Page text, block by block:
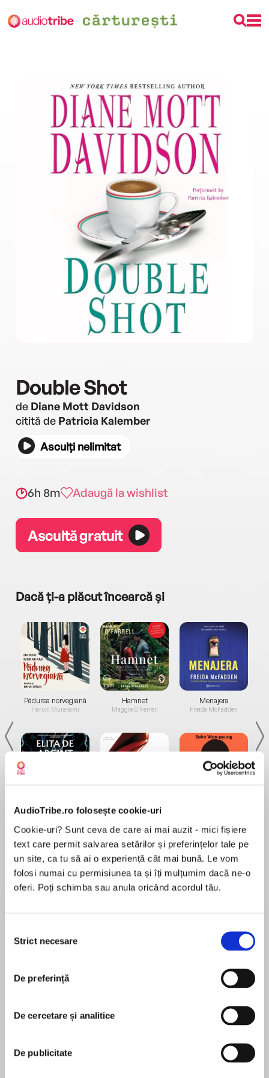
AudioTribe.ro folosește cookie-uri
Cookie-uri? Sunt ceva de care ai mai auzit - mici fișiere
text care permit salvarea setărilor și preferințelor tale pe
un site, ca tu să ai o experiență cât mai bună. Le vom
folosi numai cu permisiunea ta și îți mulțumim dacă ne-o
oferi. Poți schimba sau anula oricând acordul tău.
consimțământului
Strict necesare
De preferință
De cercetare și analitice
De publicitate
Double Shot
de Diane Mott Davidson
citită de Patricia Kalember
Asculți nelimitat
6h 8m Adaugă la wishlist
Ascultă gratuit
Dacă ți-a plăcut încearcă și
Pădurea norvegiană
Haruki Murakami
Elita de Argint (Elita
Hamnet
Maggie O'Farrell
Diavolul se îmbracă de
Menajera
Freida McFadden
Desprecarte
—Entertainment Weekly
Davidson is a Julia Child among Betty Crockers,
best book.”
—Denver Post
New York Times bestseller Diane Mott Davidson
MAI MULT
pentru această carte